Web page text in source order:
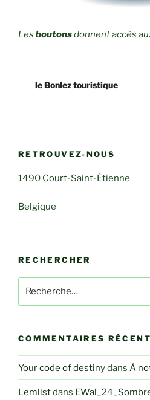
Les boutonsdonnent accès
le Bonlez touristique
RETROUVEZ-NOUS
1490 Court-Saint-Étienne
Belgique
RECHERCHER
pour
COMMENTAIRES
Your code of destinydans À
Lemlistdans